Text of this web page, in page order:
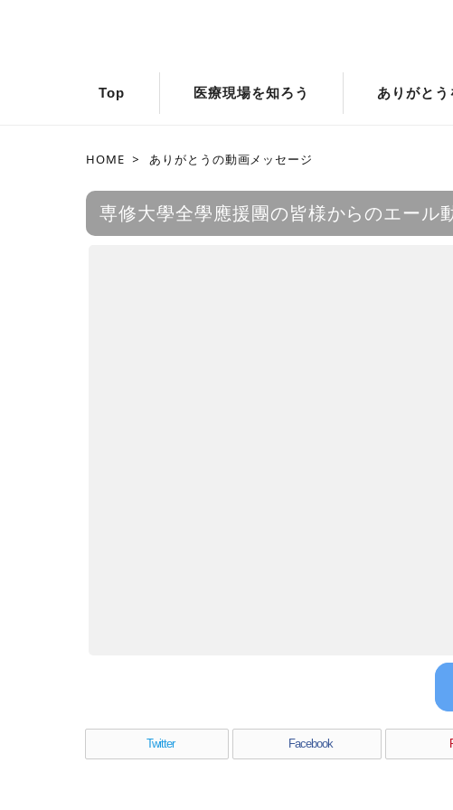
Top 医療現場を知ろう ありがとう
HOME > ありがとうの動画メッセージ
専修大學全學應援團の皆様からのエール
Twitter Facebook